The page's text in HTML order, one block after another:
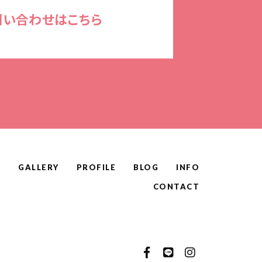
合わせはこちら
GALLERY PROFILE BLOG INFO
CONTACT